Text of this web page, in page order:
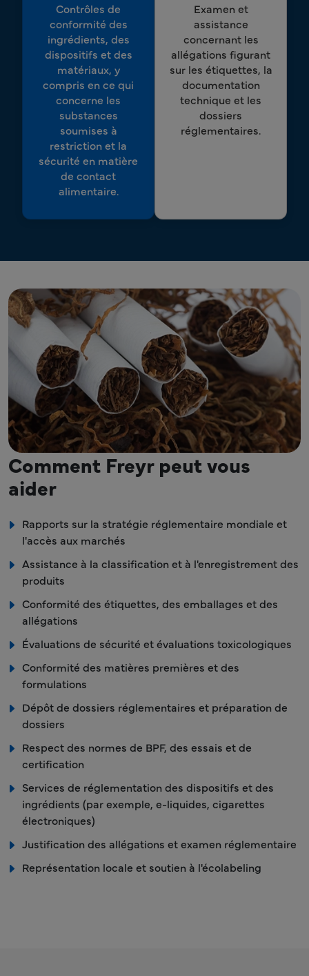
Contrôles de
conformité des
ingrédients, des
dispositifs et des
matériaux, y
compris en ce qui
concerne les
substances
soumises à
restriction et la
sécurité en matière
de contact
alimentaire.
Examen et
assistance
concernant les
allégations figurant
sur les étiquettes, la
documentation
technique et les
dossiers
réglementaires.
Comment Freyr peut vous
aider
Rapports sur la stratégie réglementaire mondiale et
l'accès aux marchés
Assistance à la classification et à l'enregistrement des
produits
Conformité des étiquettes, des emballages et des
allégations
Évaluations de sécurité et évaluations toxicologiques
Conformité des matières premières et des
formulations
Dépôt de dossiers réglementaires et préparation de
dossiers
Respect des normes de BPF, des essais et de
certification
Services de réglementation des dispositifs et des
ingrédients (par exemple, e-liquides, cigarettes
électroniques)
Justification des allégations et examen réglementaire
Représentation locale et soutien à l'écolabeling